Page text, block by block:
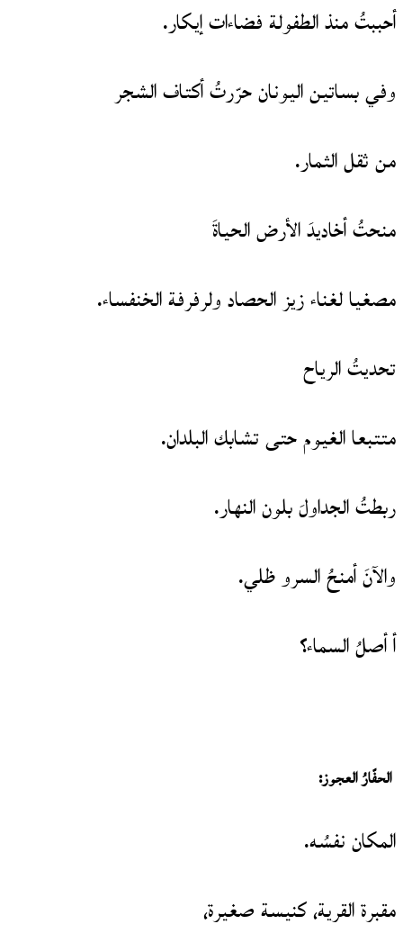
أحببتُ منذ الطفولة فضاءات إيكار.
وفي بساتين اليونان حرّرتُ أكتاف الشجر
من ثقل الثمار.
منحتُ أخاديدَ الأرض الحياةَ
مصغيا لغناء زيز الحصاد ولرفرفة الخنفساء.
تحديتُ الرياح
متتبعا الغيوم حتى تشابك البلدان.
ربطتُ الجداولَ بلون النهار.
والآنَ أمنحُ السرو ظلي.
أ أصلُ السماء؟
الحفّارُ العجوز:
المكان نفسُه.
مقبرة القرية، كنيسة صغيرة،